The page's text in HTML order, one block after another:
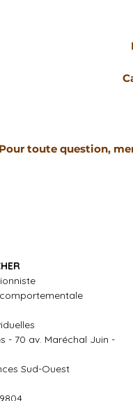
Pour toute question,
- 70 av. Maréchal Juin -
Sud-Ouest